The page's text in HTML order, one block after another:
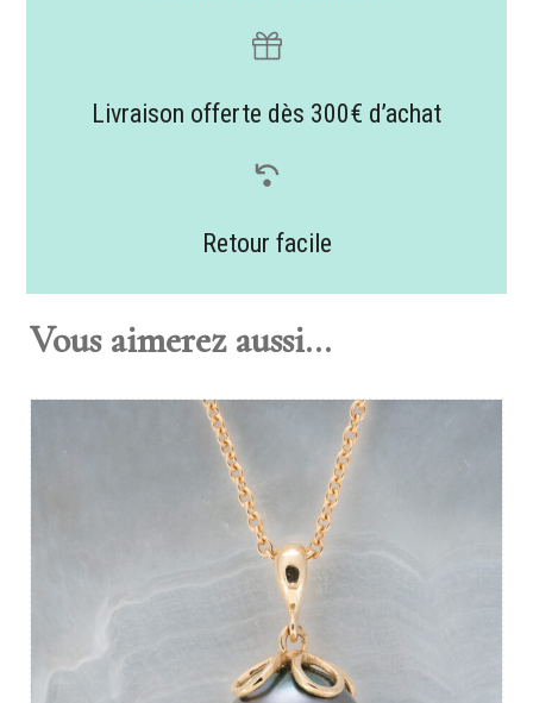
Livraison offerte dès 300€ d’achat
Retour facile
Vous aimerez aussi...